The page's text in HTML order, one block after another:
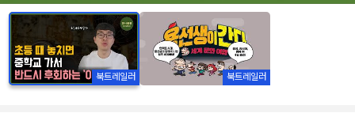
북트레일러 북트레일러